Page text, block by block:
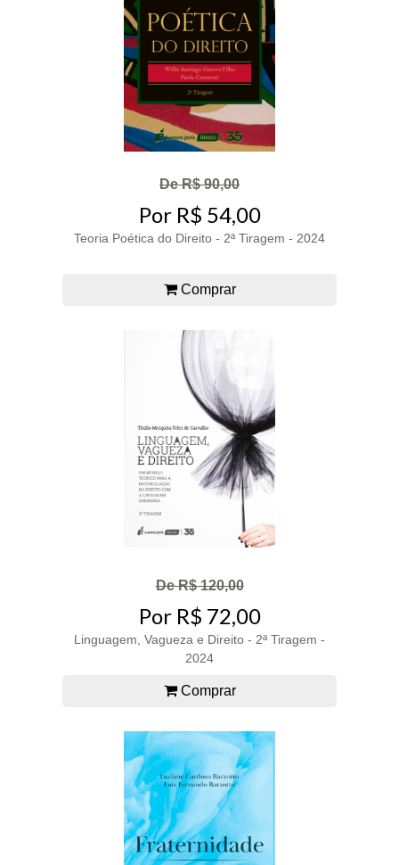
De R$ 90,00
Por R$ 54,00
Teoria Poética do Direito - 2ª Tiragem - 2024
Comprar
De R$ 120,00
Por R$ 72,00
Linguagem, Vagueza e Direito - 2ª Tiragem -
2024
Comprar